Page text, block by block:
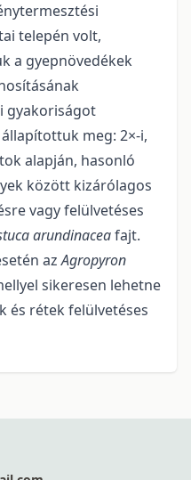
telepén volt,
a gyepnövedékek
gyakoriságot
meg: 2×-i,
alapján, hasonló
között kizárólagos
vagy felülvetéses
arundinaceafajt.
azAgropyron
sikeresen lehetne
és rétek felülvetéses